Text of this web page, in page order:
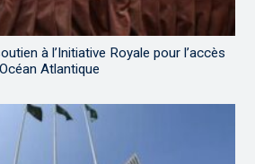
à l’Initiative Royale pour l’accès
Atlantique